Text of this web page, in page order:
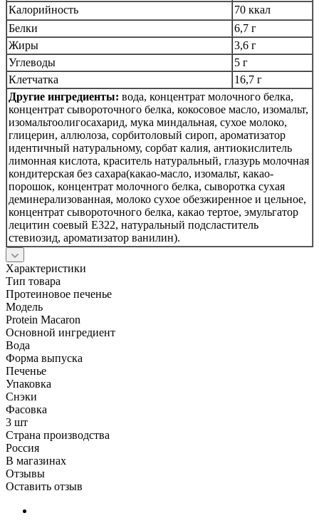
Калорийность
70 ккал
Белки
6,7 г
Жиры
3,6 г
Углеводы
5 г
Клетчатка
16,7 г
Другие ингредиенты: вода, концентрат молочного белка,
концентрат сывороточного белка, кокосовое масло, изомальт,
изомальтоолигосахарид, мука миндальная, сухое молоко,
глицерин, аллюлоза, сорбитоловый сироп, ароматизатор
идентичный натуральному, сорбат калия, антиокислитель
лимонная кислота, краситель натуральный, глазурь молочная
кондитерская без сахара(какао-масло, изомальт, какао-
порошок, концентрат молочного белка, сыворотка сухая
деминерализованная, молоко сухое обезжиренное и цельное,
концентрат сывороточного белка, какао тертое, эмульгатор
лецитин соевый E322, натуральный подсластитель
стевиозид, ароматизатор ванилин).
Характеристики
Тип товара
Протеиновое печенье
Модель
Protein Macaron
Основной ингредиент
Вода
Форма выпуска
Печенье
Упаковка
Снэки
Фасовка
3 шт
Страна производства
Россия
В магазинах
Отзывы
Оставить отзыв